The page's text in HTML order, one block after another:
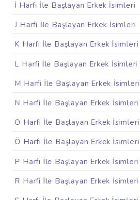
İ Harfi İle Başlayan Erkek İsimleri
J Harfi İle Başlayan Erkek İsimleri
K Harfi İle Başlayan Erkek İsimleri
L Harfi İle Başlayan Erkek İsimleri
M Harfi İle Başlayan Erkek İsimleri
N Harfi İle Başlayan Erkek İsimleri
O Harfi İle Başlayan Erkek İsimleri
Ö Harfi İle Başlayan Erkek İsimleri
P Harfi İle Başlayan Erkek İsimleri
R Harfi İle Başlayan Erkek İsimleri